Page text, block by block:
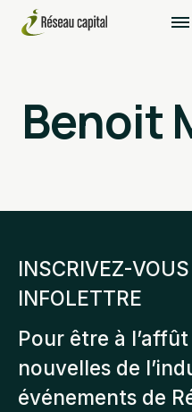
Benoit
INSCRIVEZ-
INFOLETTRE
Pour être à
nouvelles de
événements de